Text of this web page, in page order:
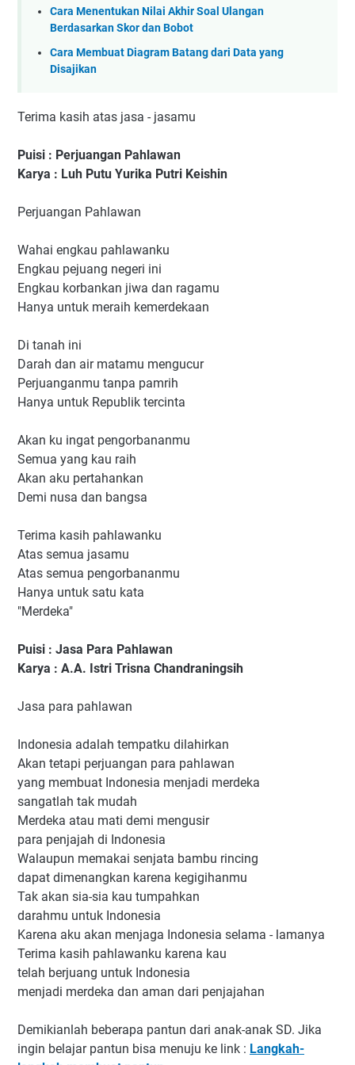
Cara Menentukan Nilai Akhir Soal Ulangan
Berdasarkan Skor dan Bobot
Cara Membuat Diagram Batang dari Data yang
Disajikan
Terima kasih atas jasa - jasamu
Puisi : Perjuangan Pahlawan
Karya : Luh Putu Yurika Putri Keishin
Perjuangan Pahlawan
Wahai engkau pahlawanku
Engkau pejuang negeri ini
Engkau korbankan jiwa dan ragamu
Hanya untuk meraih kemerdekaan
Di tanah ini
Darah dan air matamu mengucur
Perjuanganmu tanpa pamrih
Hanya untuk Republik tercinta
Akan ku ingat pengorbananmu
Semua yang kau raih
Akan aku pertahankan
Demi nusa dan bangsa
Terima kasih pahlawanku
Atas semua jasamu
Atas semua pengorbananmu
Hanya untuk satu kata
"Merdeka"
Puisi : Jasa Para Pahlawan
Karya : A.A. Istri Trisna Chandraningsih
Jasa para pahlawan
Indonesia adalah tempatku dilahirkan
Akan tetapi perjuangan para pahlawan
yang membuat Indonesia menjadi merdeka
sangatlah tak mudah
Merdeka atau mati demi mengusir
para penjajah di Indonesia
Walaupun memakai senjata bambu rincing
dapat dimenangkan karena kegigihanmu
Tak akan sia-sia kau tumpahkan
darahmu untuk Indonesia
Karena aku akan menjaga Indonesia selama - lamanya
Terima kasih pahlawanku karena kau
telah berjuang untuk Indonesia
menjadi merdeka dan aman dari penjajahan
Demikianlah beberapa pantun dari anak-anak SD. Jika
ingin belajar pantun bisa menuju ke link : Langkah-